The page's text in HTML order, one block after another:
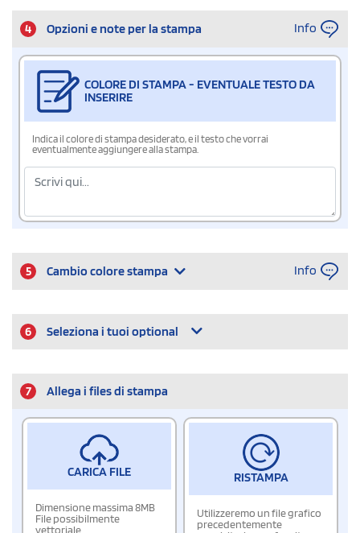
4 Opzioni e note per la stampa Info
COLORE DI STAMPA - EVENTUALE TESTO DA
INSERIRE
Indica il colore di stampa desiderato, e il testo che vorrai
eventualmente aggiungere alla stampa.
5 Cambio colore stampa Info
6 Seleziona i tuoi optional
7 Allega i files di stampa
CARICA FILE
Dimensione massima 8MB
File possibilmente
vettoriale
RISTAMPA
Utilizzeremo un file grafico
precedentemente